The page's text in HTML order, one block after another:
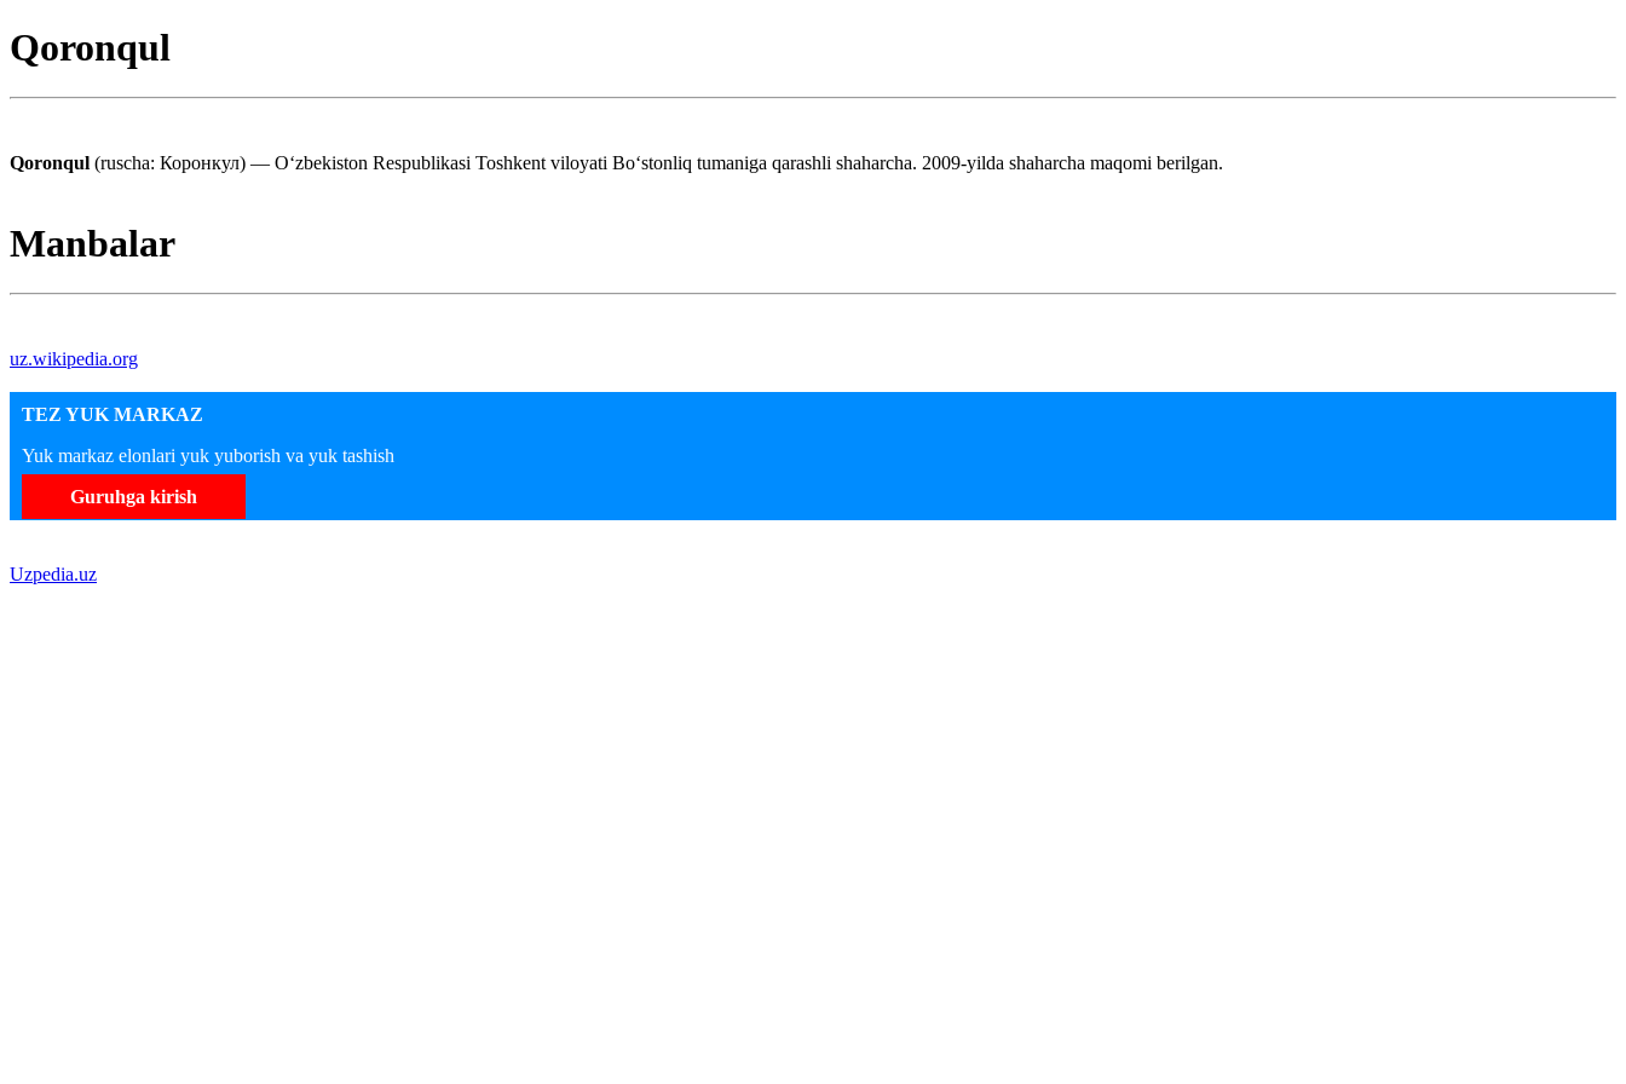
Qoronqul
Qoronqul (ruscha: Коронкул) — Oʻzbekiston Respublikasi Toshkent viloyati Boʻstonliq tumaniga qarashli shaharcha. 2009-yilda shaharcha maqomi berilgan.
Manbalar
uz.wikipedia.org
TEZ YUK MARKAZ
Yuk markaz elonlari yuk yuborish va yuk tashish
Guruhga kirish
Uzpedia.uz